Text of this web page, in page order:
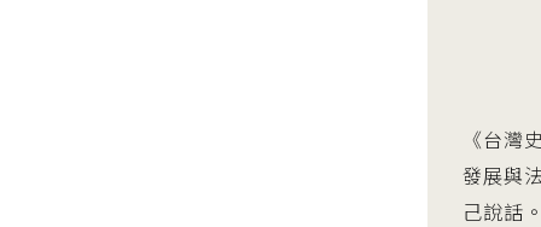
《台灣
發展與
己說話